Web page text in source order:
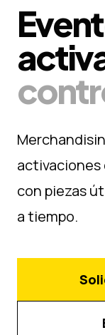
activaciones
con piezas
a tiempo.